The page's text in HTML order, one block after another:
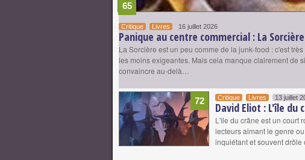
65
Critique Livres 16 juillet 2026
Panique au centre commercial : La
La Sorcière est un peu comme de la junk-food : c'est
les moins exigeantes. Mais cela manque clairement de
convaincre au-delà…
72 Critique Livres 13 juillet
David Eliot : L'île du
L'île du crâne est un court
lecteurs aimant le genre
inquiétant et souvent drôle